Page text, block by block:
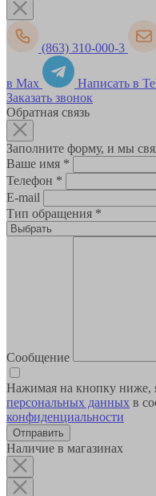
(863) 310-000-3
в Max
Написать в
Заказать звонок
Обратная связь
Заполните форму, и мы
Ваше имя *
Телефон *
E-mail
Тип обращения *
Сообщение
Нажимая на кнопку ниже,
персональных данных в
конфиденциальности
Наличие в магазинах